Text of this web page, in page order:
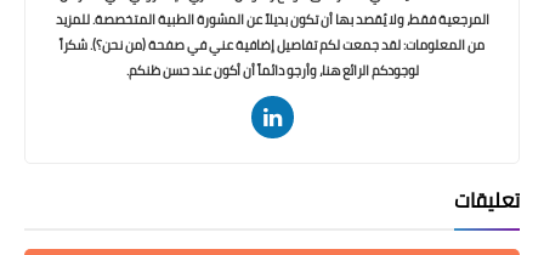
المرجعية فقط، ولا يُقصد بها أن تكون بديلاً عن المشورة الطبية المتخصصة. للمزيد
من المعلومات: لقد جمعت لكم تفاصيل إضافية عني في صفحة (من نحن؟). شكراً
لوجودكم الرائع هنا، وأرجو دائماً أن أكون عند حسن ظنكم.
تعليقات